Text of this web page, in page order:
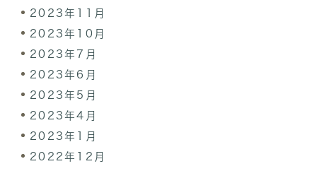
2023年11月
2023年10月
2023年7月
2023年6月
2023年5月
2023年4月
2023年1月
2022年12月